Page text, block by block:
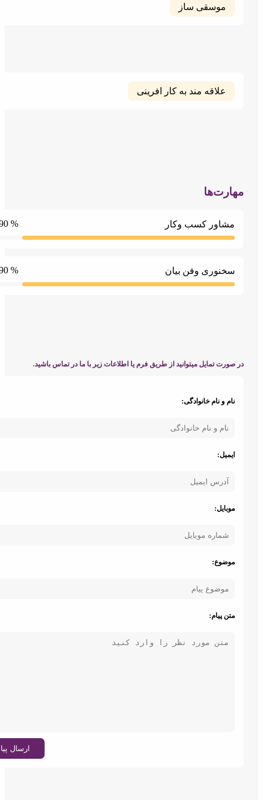
موسقی ساز
علاقه مند به کار افرینی
مشاور کسب وکار
سخنوری وفن بیان
تمایل میتوانید از طریق فرم یا اطلاعات زیر با ما در تماس باشید.
نام و نام خانوادگی:
ارسال پیام